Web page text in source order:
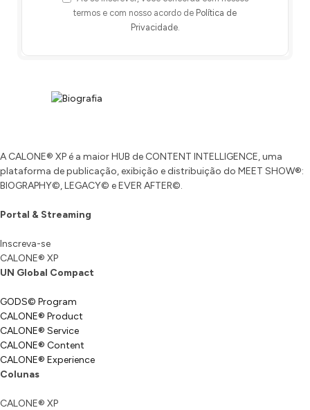
termos e com nosso acordo de Política de
Privacidade.
A CALONE® XP é a maior HUB de CONTENT INTELLIGENCE, uma
plataforma de publicação, exibição e distribuição do MEET SHOW®:
BIOGRAPHY©, LEGACY© e EVER AFTER©.
Portal & Streaming
Inscreva-se
CALONE® XP
UN Global Compact
GODS© Program
CALONE® Product
CALONE® Service
CALONE® Content
CALONE® Experience
Colunas
CALONE® XP